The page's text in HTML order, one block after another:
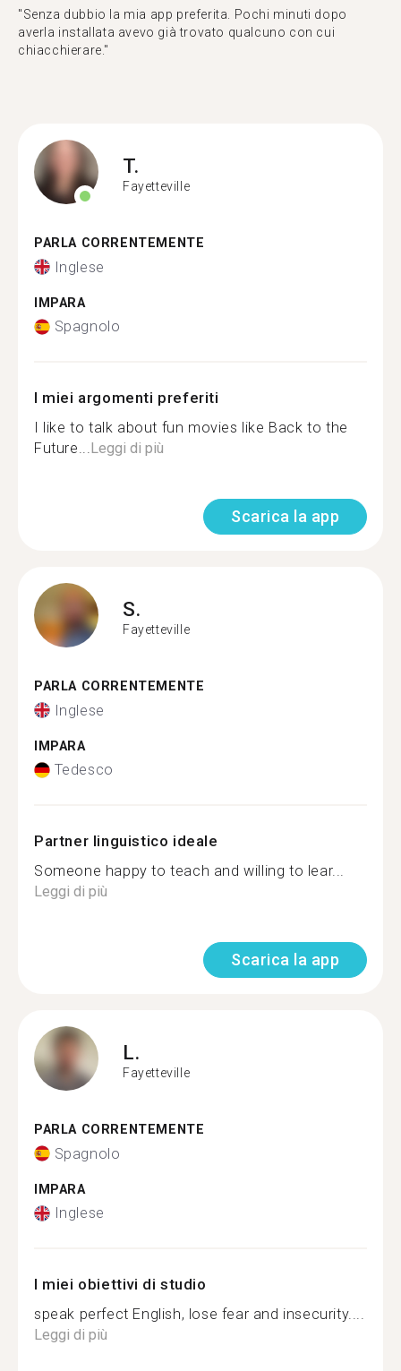
"Senza dubbio la mia app preferita. Pochi minuti dopo
averla installata avevo già trovato qualcuno con cui
chiacchierare."
T.
Fayetteville
PARLA CORRENTEMENTE
Inglese
IMPARA
Spagnolo
I miei argomenti preferiti
I like to talk about fun movies like Back to the
Future...Leggi di più
Scarica la app
S.
Fayetteville
PARLA CORRENTEMENTE
Inglese
IMPARA
Tedesco
Partner linguistico ideale
Someone happy to teach and willing to lear...
Leggi di più
Scarica la app
L.
Fayetteville
PARLA CORRENTEMENTE
Spagnolo
IMPARA
Inglese
I miei obiettivi di studio
speak perfect English, lose fear and insecurity....
Leggi di più